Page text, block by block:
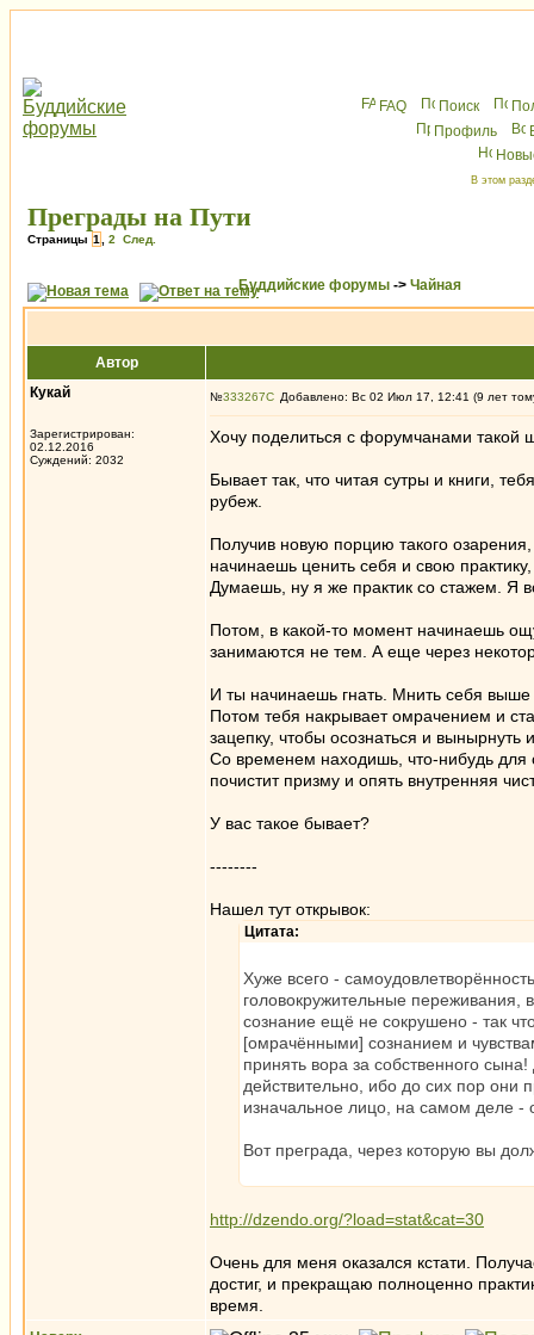
FAQ Поиск
Профиль
В этом
Преграды на Пути
Страницы 1 2 След.
Буддийские форумы -> Чайная
Автор
Кукай
Зарегистрирован:
02.12.2016
Суждений: 2032
№333267 Добавлено: Вс 02 Июл 17, 12:41 (9 лет
Хочу поделиться с форумчанами такой
Бывает так, что читая сутры и книги,
рубеж.
Получив новую порцию такого
начинаешь ценить себя и свою
Думаешь, ну я же практик со стажем. Я
Потом, в какой-то момент начинаешь
занимаются не тем. А еще через
И ты начинаешь гнать. Мнить себя
Потом тебя накрывает омрачением и
зацепку, чтобы осознаться и вынырнуть
Со временем находишь, что-нибудь для
почистит призму и опять внутренняя
У вас такое бывает?
--------
Нашел тут открывок:
Цитата:
Хуже всего -
головокружительные переживания,
сознание ещё не сокрушено - так
[омрачёнными] сознанием и
принять вора за собственного
действительно, ибо до сих пор они
изначальное лицо, на самом деле
Вот преграда, через которую вы
http://dzendo.org/?load=stat&cat=30
Очень для меня оказался кстати.
достиг, и прекращаю полноценно
время.